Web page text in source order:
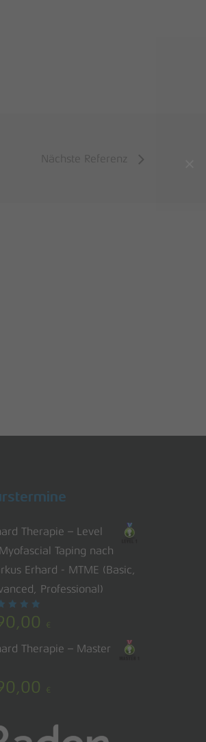
Nächste Referenz
Therapie – Level
Taping nach
Erhard - MTME (Basic,
Professional)
5.00
€
Therapie – Master
€